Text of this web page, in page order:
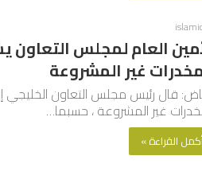
islamic
العام لمجلس
غير المشروعة
قال رئيس مجلس التعاون
غير المشروعة ، حسبما…
القراءة »